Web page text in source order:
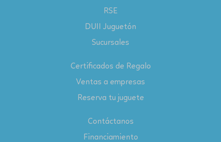
RSE
DUII Juguetón
Sucursales
Certificados de Regalo
Ventas a empresas
Reserva tu juguete
Contáctanos
Financiamiento